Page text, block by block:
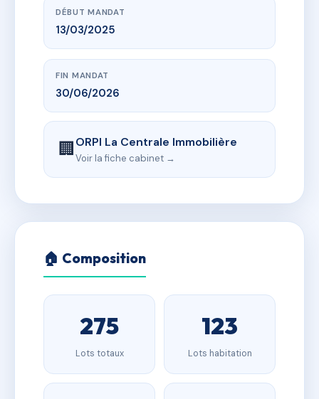
DÉBUT MANDAT
13/03/2025
FIN MANDAT
30/06/2026
🏢ORPI La Centrale Immobilière
Voir la fiche cabinet →
🏠 Composition
275
Lots totaux
123
Lots habitation